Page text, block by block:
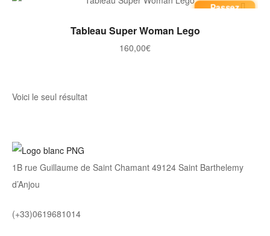
Passez
AJOUTER AU PANIER
Tableau Super Woman Lego
160,00€
Voici le seul résultat
1B rue Guillaume de Saint Chamant 49124 Saint Barthelemy
d’Anjou
(+33)0619681014